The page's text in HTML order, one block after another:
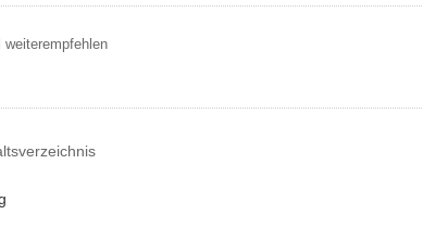
weiterempfehlen